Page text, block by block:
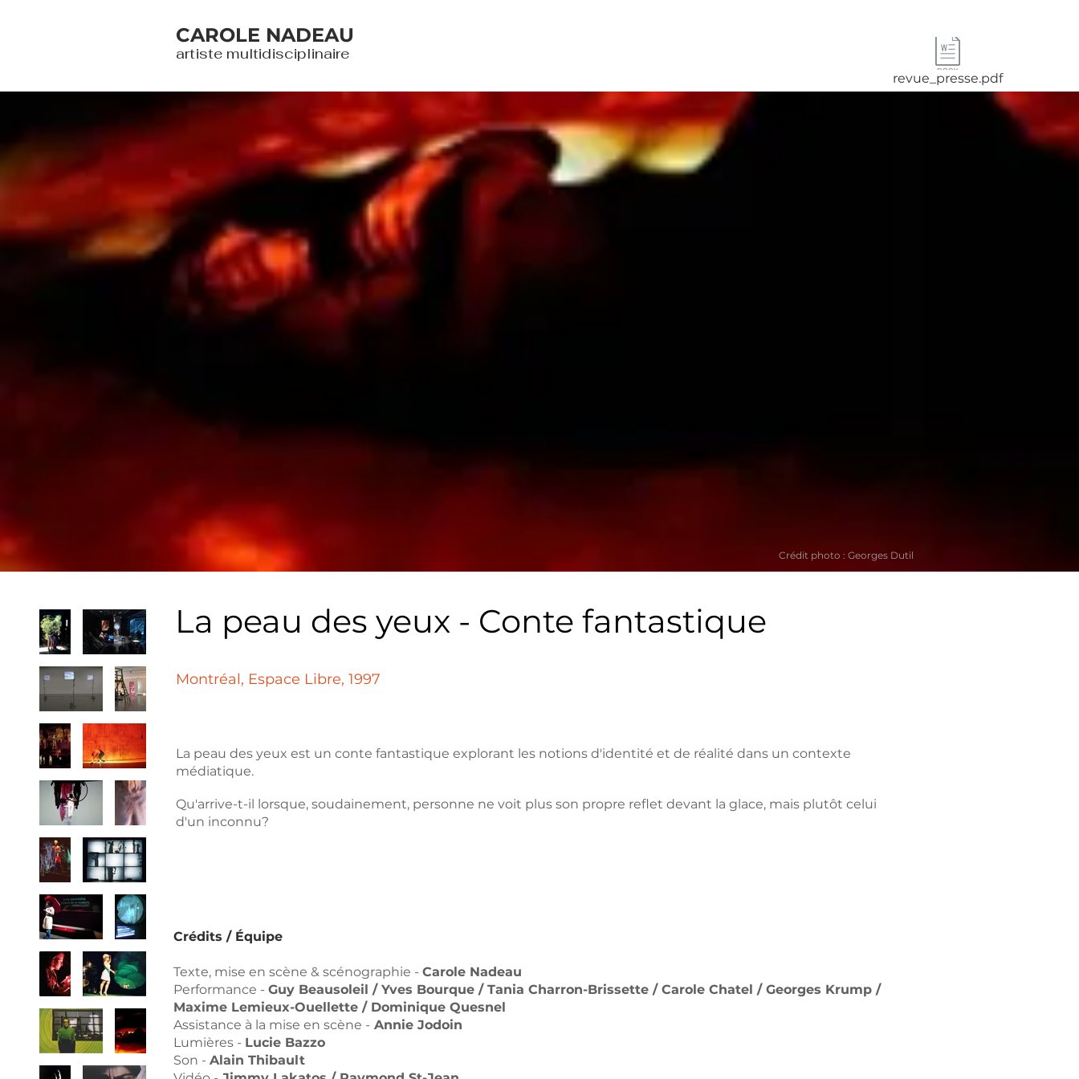
CAROLE NADEAU
artiste multidisciplinaire
revue_presse.pdf
Crédit photo : Georges Dutil
La peau des yeux - Conte fantastique
Montréal, Espace Libre, 1997
La peau des yeux est un conte fantastique explorant les notions d'identité et de réalité dans un contexte
médiatique.
Qu'arrive-t-il lorsque, soudainement, personne ne voit plus son propre reflet devant la glace, mais plutôt celui
d'un inconnu?
Crédits / Équipe
Texte, mise en scène & scénographie - Carole Nadeau
Performance - Guy Beausoleil / Yves Bourque / Tania Charron-Brissette / Carole Chatel / Georges Krump /
Maxime Lemieux-Ouellette / Dominique Quesnel
Assistance à la mise en scène - Annie Jodoin
Lumières - Lucie Bazzo
Son - Alain Thibault